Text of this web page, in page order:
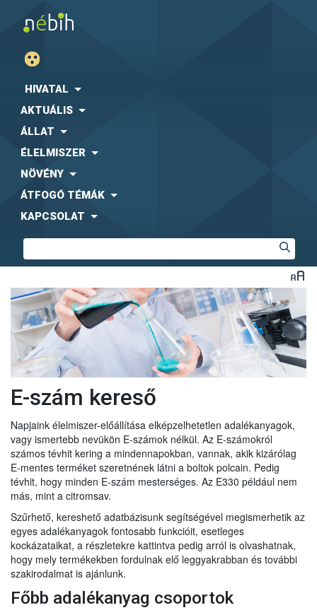
HIVATAL
AKTUÁLIS
ÁLLAT
ÉLELMISZER
NÖVÉNY
ÁTFOGÓ TÉMÁK
KAPCSOLAT
E-szám kereső
Napjaink élelmiszer-előállítása elképzelhetetlen adalékanyagok,
vagy ismertebb nevükön E-számok nélkül. Az E-számokról
számos tévhit kering a mindennapokban, vannak, akik kizárólag
E-mentes terméket szeretnének látni a boltok polcain. Pedig
tévhit, hogy minden E-szám mesterséges. Az E330 például nem
más, mint a citromsav.
Szűrhető, kereshető adatbázisunk segítségével megismerhetik az
egyes adalékanyagok fontosabb funkcióit, esetleges
kockázataikat, a részletekre kattintva pedig arról is olvashatnak,
hogy mely termékekben fordulnak elő leggyakrabban és további
szakirodalmat is ajánlunk.
Főbb adalékanyag csoportok